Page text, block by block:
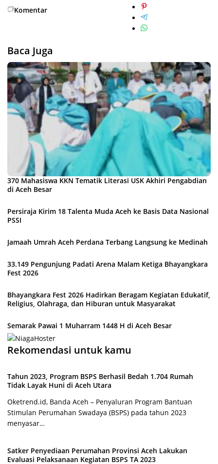
Komentar
Baca Juga
370 Mahasiswa KKN Tematik Literasi USK Akhiri Pengabdian
di Aceh Besar
Persiraja Kirim 18 Talenta Muda Aceh ke Basis Data Nasional
PSSI
Jamaah Umrah Aceh Perdana Terbang Langsung ke Medinah
33.149 Pengunjung Padati Arena Malam Ketiga Bhayangkara
Fest 2026
Bhayangkara Fest 2026 Hadirkan Beragam Kegiatan Edukatif,
Religius, Olahraga, dan Hiburan untuk Masyarakat
Semarak Pawai 1 Muharram 1448 H di Aceh Besar
Rekomendasi untuk kamu
Tahun 2023, Program BSPS Berhasil Bedah 1.704 Rumah
Tidak Layak Huni di Aceh Utara
Oketrend.id, Banda Aceh – Penyaluran Program Bantuan
Stimulan Perumahan Swadaya (BSPS) pada tahun 2023
menyasar…
Satker Penyediaan Perumahan Provinsi Aceh Lakukan
Evaluasi Pelaksanaan Kegiatan BSPS TA 2023